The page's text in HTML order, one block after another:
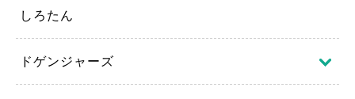
しろたん
ドゲンジャーズ